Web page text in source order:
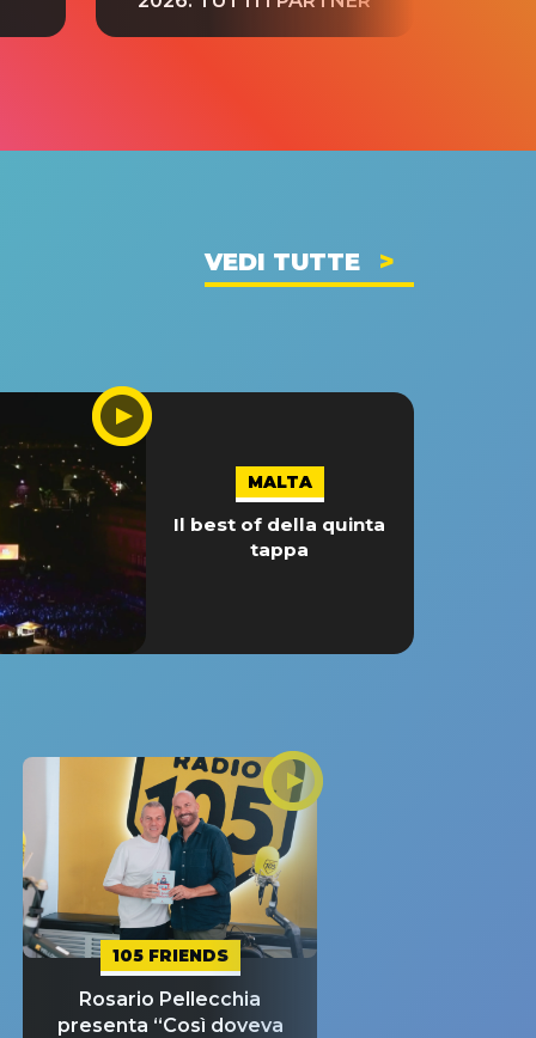
VEDI TUTTE
MALTA
Il best of della quinta
tappa
105 FRIENDS
Rosario Pellecchia
presenta “Così doveva